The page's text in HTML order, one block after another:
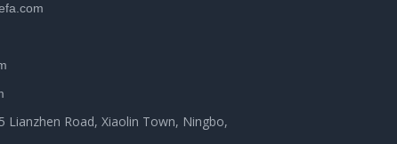
Lianzhen Road, Xiaolin Town, Ningbo,